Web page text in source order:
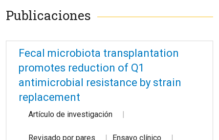
Publicaciones
Fecal microbiota transplantation
promotes reduction of Q1
antimicrobial resistance by strain
replacement
Artículo de investigación
Revisado por pares Ensayo clínico